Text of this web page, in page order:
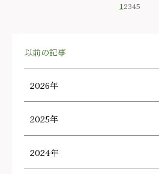
12345
以前の記事
2026年
2025年
2024年